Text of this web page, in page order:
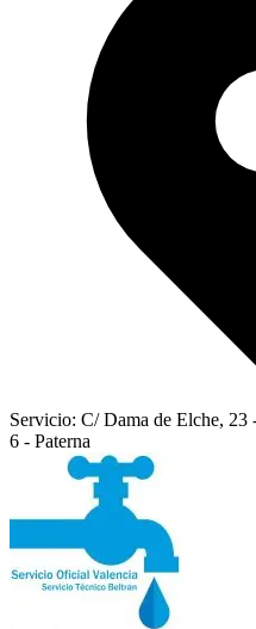
Servicio: C/ Dama de Elche, 23
6 - Paterna